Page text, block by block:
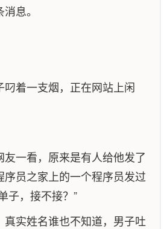
息。
着一支烟，正在网站上闲
一看，原来是有人给他发了
员之家上的一个程序员发过
子，接不接？”
实姓名谁也不知道，男子吐